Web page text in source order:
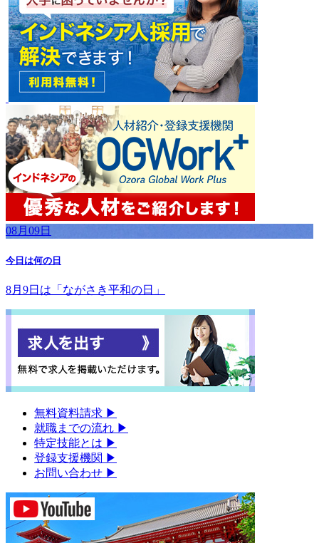
08月09日
今日は何の日
8月9日は「ながさき平和の日」
無料資料請求 ▶︎
就職までの流れ ▶︎
特定技能とは ▶︎
登録支援機関 ▶︎
お問い合わせ ▶︎